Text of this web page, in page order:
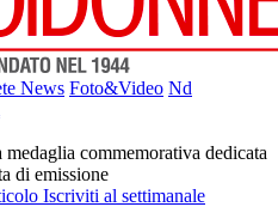
News Foto&Video Nd
medaglia commemorativa dedicata
di emissione
Iscriviti al settimanale